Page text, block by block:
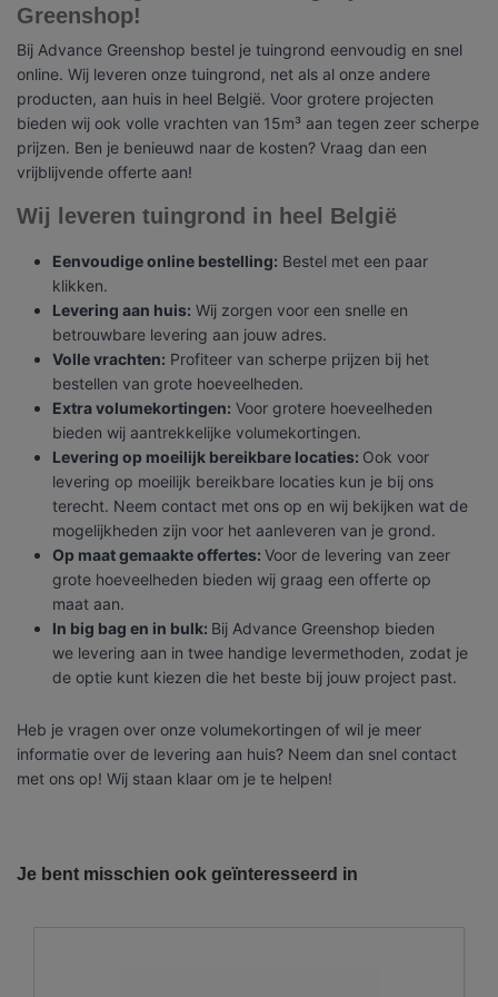
Greenshop!
Bij Advance Greenshop bestel je tuingrond eenvoudig en snel
online. Wij leveren onze tuingrond, net als al onze andere
producten, aan huis in heel België. Voor grotere projecten
bieden wij ook volle vrachten van 15m³ aan tegen zeer scherpe
prijzen. Ben je benieuwd naar de kosten? Vraag dan een
vrijblijvende offerte aan!
Wij leveren tuingrond in heel België
Eenvoudige online bestelling: Bestel met een paar
klikken.
Levering aan huis: Wij zorgen voor een snelle en
betrouwbare levering aan jouw adres.
Volle vrachten: Profiteer van scherpe prijzen bij het
bestellen van grote hoeveelheden.
Extra volumekortingen: Voor grotere hoeveelheden
bieden wij aantrekkelijke volumekortingen.
Levering op moeilijk bereikbare locaties: Ook voor
levering op moeilijk bereikbare locaties kun je bij ons
terecht. Neem contact met ons op en wij bekijken wat de
mogelijkheden zijn voor het aanleveren van je grond.
Op maat gemaakte offertes: Voor de levering van zeer
grote hoeveelheden bieden wij graag een offerte op
maat aan.
In big bag en in bulk: Bij Advance Greenshop bieden
we levering aan in twee handige levermethoden, zodat je
de optie kunt kiezen die het beste bij jouw project past.
Heb je vragen over onze volumekortingen of wil je meer
informatie over de levering aan huis? Neem dan snel contact
met ons op! Wij staan klaar om je te helpen!
Producttype
Zandgrond met organische
grond, grind, schors, ...
Je bent misschien ook geïnteresseerd in